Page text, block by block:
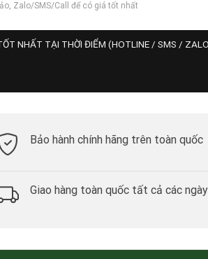
Zalo/SMS/Call để có giá tốt nhất
NHẤT TẠI THỜI ĐIỂM (HOTLINE / SMS /
Bảo hành chính hãng trên toàn quốc
Giao hàng toàn quốc tất cả các